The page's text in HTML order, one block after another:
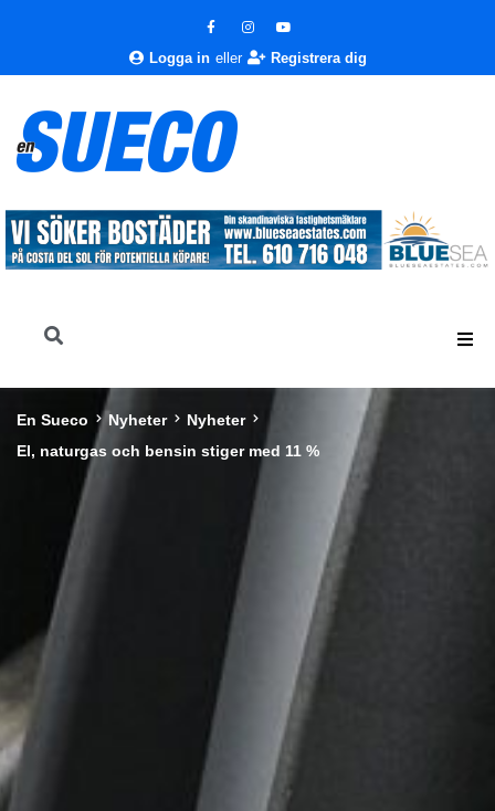
Logga in eller Registrera dig
En Sueco Nyheter
Nyheter
El, naturgas och bensin stiger med 11 %